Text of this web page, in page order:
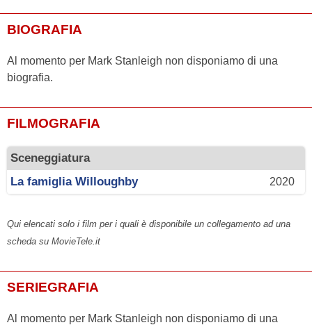
BIOGRAFIA
Al momento per Mark Stanleigh non disponiamo di una
biografia.
FILMOGRAFIA
Sceneggiatura
2020
La famiglia Willoughby
Qui elencati solo i film per i quali è disponibile un collegamento ad una
scheda su MovieTele.it
SERIEGRAFIA
Al momento per Mark Stanleigh non disponiamo di una